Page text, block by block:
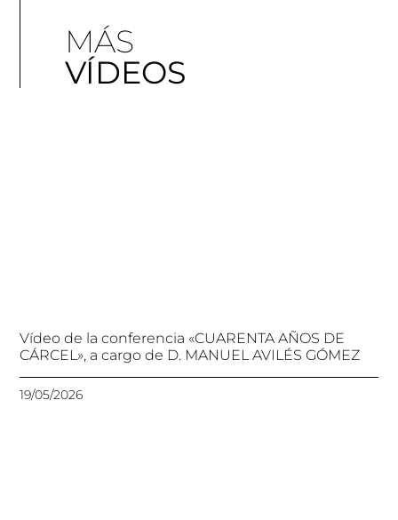
MÁS
VÍDEOS
Vídeo de la conferencia «CUARENTA AÑOS DE
CÁRCEL», a cargo de D. MANUEL AVILÉS GÓMEZ
19/05/2026